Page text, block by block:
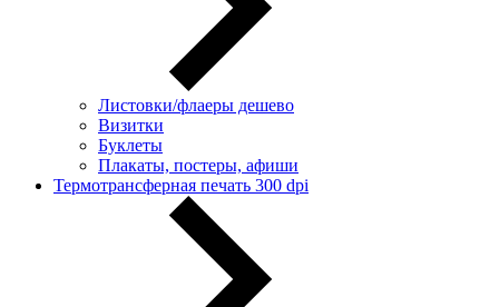
Листовки/флаеры дешево
Визитки
Буклеты
Плакаты, постеры, афиши
Термотрансферная печать 300 dpi